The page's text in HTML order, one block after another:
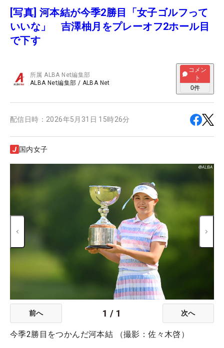
[写真] 河本結が今季2勝目「女子ゴルフって
いいな」 吉澤柚月をプレーオフ2ホール目
で下す
所属ALBA Net編集部
ALBA Net編集部 / ALBA Net
コメン
ト
0件
配信日時： 2026年5月31日 15時26分
国内女子
前へ 1 / 1 次へ
今季2勝目をつかんだ河本結 （撮影：佐々木啓）